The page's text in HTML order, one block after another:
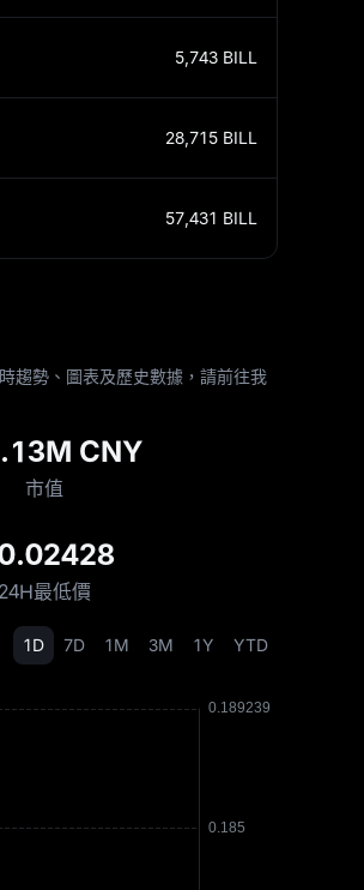
5,743 BILL
28,715 BILL
57,431 BILL
趨勢、圖表及歷史數據，請前往我
CNY
市值
24H最低價
1D 7D 1M 3M 1Y YTD